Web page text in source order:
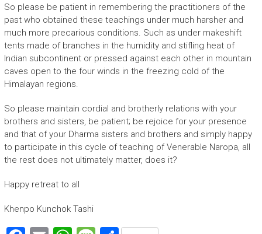
So please be patient in remembering the practitioners of the
past who obtained these teachings under much harsher and
much more precarious conditions. Such as under makeshift
tents made of branches in the humidity and stifling heat of
Indian subcontinent or pressed against each other in mountain
caves open to the four winds in the freezing cold of the
Himalayan regions.
So please maintain cordial and brotherly relations with your
brothers and sisters, be patient; be rejoice for your presence
and that of your Dharma sisters and brothers and simply happy
to participate in this cycle of teaching of Venerable Naropa, all
the rest does not ultimately matter, does it?
Happy retreat to all
Khenpo Kunchok Tashi